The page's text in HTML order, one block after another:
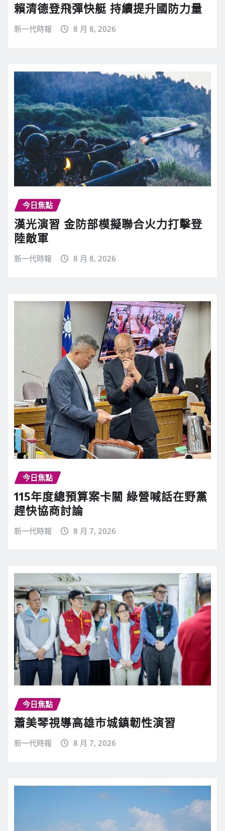
賴清德登飛彈快艇 持續提升國防力量
新一代時報 8 月 8, 2026
今日焦點
漢光演習 金防部模擬聯合火力打擊登
陸敵軍
新一代時報 8 月 8, 2026
今日焦點
115年度總預算案卡關 綠營喊話在野黨
趕快協商討論
新一代時報 8 月 7, 2026
今日焦點
蕭美琴視導高雄市城鎮韌性演習
新一代時報 8 月 7, 2026